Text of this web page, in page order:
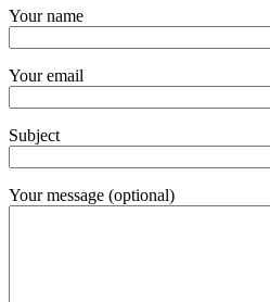
Your name
Your email
Subject
Your message (optional)